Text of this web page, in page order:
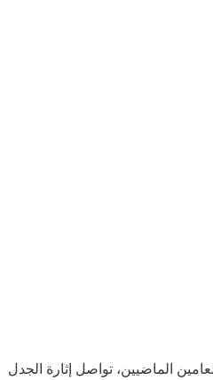
الماضيين، تواصل إثارة الجدل